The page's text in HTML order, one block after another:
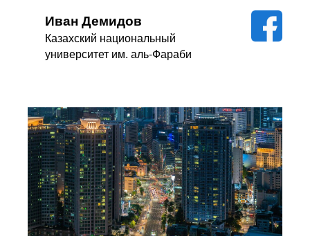
Иван Демидов
Казахский национальный
университет им. аль-Фараби